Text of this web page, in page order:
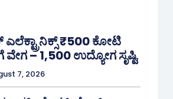
₹500 ಕೋಟಿ
– 1,500 ಉದ್ಯೋಗ ಸೃಷ್ಟಿ
7, 2026